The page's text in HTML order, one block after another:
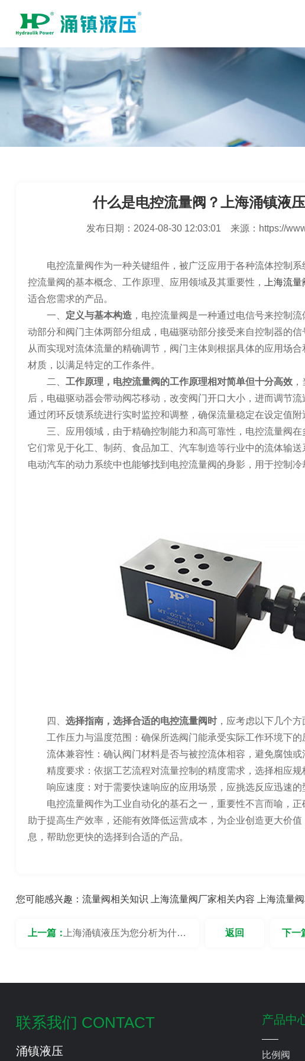
什么是电控流量阀？上海涌镇液
发布日期： 2024-08-30 12:03:01 来源： https://
电控流量阀作为一种关键组件，被广泛应用于各种流体控制
控流量阀的基本概念、工作原理、应用领域及其重要性，
上海流量
适合您需求的产品。
一、 定义与基本构造，电控流量阀是一种通过电信号来控制
动部分和阀门主体两部分组成，电磁驱动部分接受来自控制器的信
从而实现对流体流量的精确调节，阀门主体则根据具体的应用场
材质，以满足特定的工作条件。
二、 工作原理，电控流量阀的工作原理相对简单但十分高效，
后，电磁驱动器会带动阀芯移动，改变阀门开口大小，进而调节
通过闭环反馈系统进行实时监控和调整，确保流量稳定在设定值附
三、应用领域，由于精确控制能力和高可靠性，电控流量阀在
它们常见于化工、制药、食品加工、汽车制造等行业中的流体输
电动汽车的动力系统中也能够找到电控流量阀的身影，用于控制冷
四、 选择指南，选择合适的电控流量阀时，应考虑以下几个方
工作压力与温度范围：确保所选阀门能承受实际工作环境下的
流体兼容性：确认阀门材料是否与被控流体相容，避免腐蚀或
精度要求：依据工艺流程对流量控制的精度需求，选择相应规
响应速度：对于需要快速响应的应用场景，应挑选反应迅速的
电控流量阀作为工业自动化的基石之一，重要性不言而喻，
助于提高生产效率，还能有效降低运营成本，为企业创造更大价
息，帮助您更快的选择到合适的产品。
您可能感兴趣： 流量阀相关知识 上海流量阀厂家相关内容 上海流量
上一篇： 上海涌镇液压为您分析为什么 下一
返回
联系我们 CONTACT
涌镇液压
产品中
比例阀